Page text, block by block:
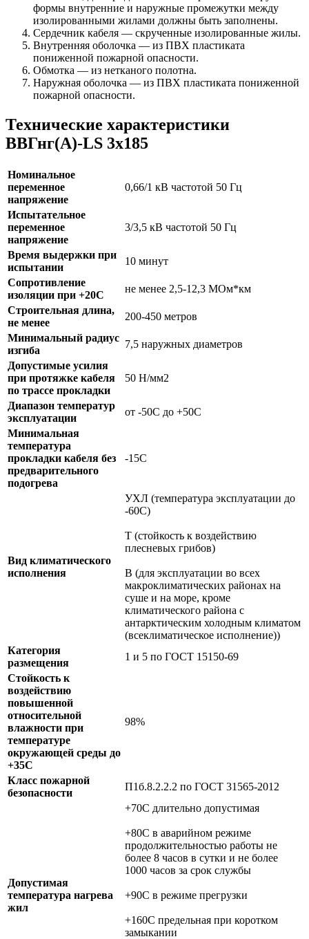
формы внутренние и наружные промежутки между
изолированными жилами должны быть заполнены.
Сердечник кабеля — скрученные изолированные жилы.
Внутренняя оболочка — из ПВХ пластиката
пониженной пожарной опасности.
Обмотка — из нетканого полотна.
Наружная оболочка — из ПВХ пластиката пониженной
пожарной опасности.
Технические характеристики
ВВГнг(А)-LS 3х185
Номинальное
переменное
напряжение
0,66/1 кВ частотой 50 Гц
Испытательное
переменное
напряжение
3/3,5 кВ частотой 50 Гц
Время выдержки при
испытании
10 минут
Сопротивление
изоляции при +20С
не менее 2,5-12,3 МОм*км
Строительная длина,
не менее
200-450 метров
Минимальный радиус
изгиба
7,5 наружных диаметров
Допустимые усилия
при протяжке кабеля
по трассе прокладки
50 Н/мм2
Диапазон температур
эксплуатации
от -50С до +50С
Минимальная
температура
прокладки кабеля без
предварительного
подогрева
-15С
Вид климатического
исполнения
УХЛ (температура эксплуатации до
-60С)
Т (стойкость к воздействию
плесневых грибов)
В (для эксплуатации во всех
макроклиматических районах на
суше и на море, кроме
климатического района с
антарктическим холодным климатом
(всеклиматическое исполнение))
Категория
размещения
1 и 5 по ГОСТ 15150-69
Стойкость к
воздействию
повышенной
относительной
влажности при
температуре
окружающей среды до
+35C
98%
Класс пожарной
безопасности
П1б.8.2.2.2 по ГОСТ 31565-2012
Допустимая
температура нагрева
жил
+70C длительно допустимая
+80С в аварийном режиме
продолжительностью работы не
более 8 часов в сутки и не более
1000 часов за срок службы
+90C в режиме прегрузки
+160C предельная при коротком
замыкании